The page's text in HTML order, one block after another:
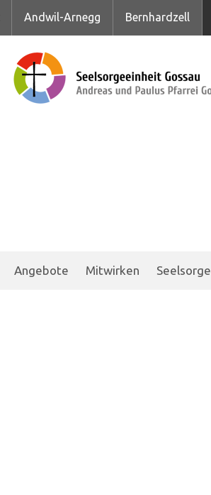
Andwil-Arnegg Bernhardzell
Angebote Mitwirken Seelsorge